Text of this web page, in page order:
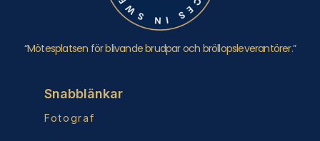
“Mötesplatsen för blivande brudpar och bröllopsleverantörer.”
Snabblänkar
Fotograf